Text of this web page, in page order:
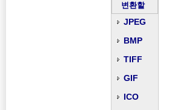
변환할
JPEG
BMP
TIFF
GIF
ICO